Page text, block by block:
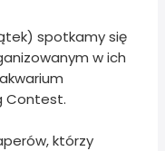
spotkamy się
w ich
Contest.
którzy